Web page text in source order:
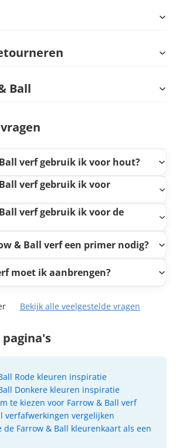
Ball
verf gebruik ik voor hout?
verf gebruik ik voor
verf gebruik ik voor de
& Ball verf een primer nodig?
moet ik aanbrengen?
Bekijk alle veelgestelde vragen
Rode kleuren inspiratie
Donkere kleuren inspiratie
te kiezen voor Farrow & Ball verf
verfafwerkingen vergelijken
de Farrow & Ball kleurenkaart als een